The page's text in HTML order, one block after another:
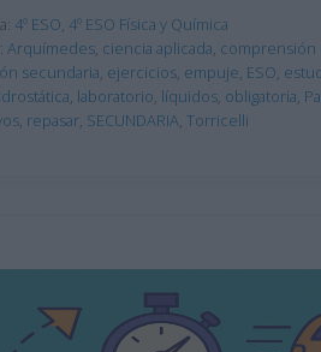
4º ESO, 4º ESO Física y Química
Arquímedes, ciencia aplicada, comprensión
secundaria, ejercicios, empuje, ESO,
, laboratorio, líquidos, obligatoria,
, repasar, SECUNDARIA, Torricelli